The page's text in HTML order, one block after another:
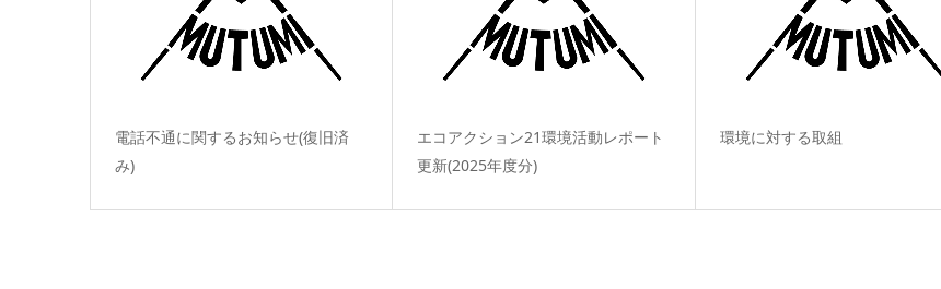
電話不通に関するお知らせ(復旧済
み)
エコアクション21環境活動レポート
更新(2025年度分)
環境に対する取組